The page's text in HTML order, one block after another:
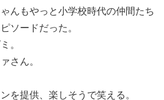
んもやっと小学校時代の仲間たち
ソードだった。
。
さん。
を提供、楽しそうで笑える。